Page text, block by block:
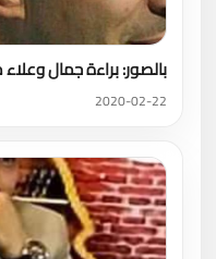
بالصور: براءة جمال
2020-02-22